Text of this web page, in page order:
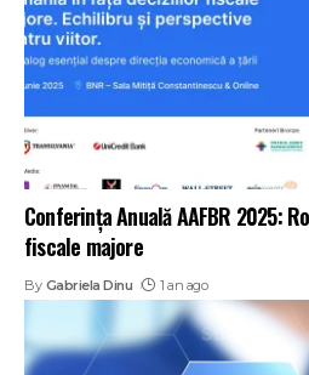
Conferința Anuală AAFBR 2025:
fiscale majore
By Gabriela Dinu 1 an ago